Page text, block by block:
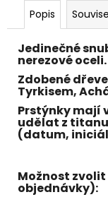
Popis
Jedinečné
nerezové oceli.
Zdobené
Tyrkisem,
Prstýnky mají
udělat z
(datum,
Možnost
objednávky):